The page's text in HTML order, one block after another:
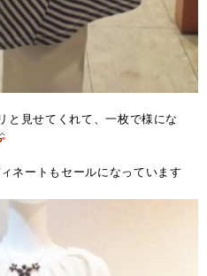
と見せてくれて、一枚で様にな
ネートもセールになっています